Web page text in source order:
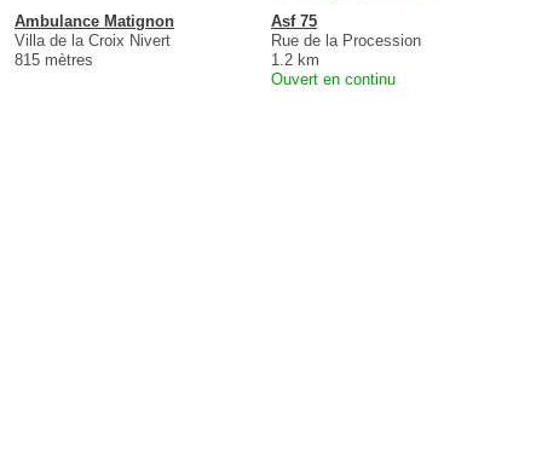
Ambulance Matignon
Villa de la Croix Nivert
815 mètres
Asf 75
Rue de la Procession
1.2 km
Ouvert en continu